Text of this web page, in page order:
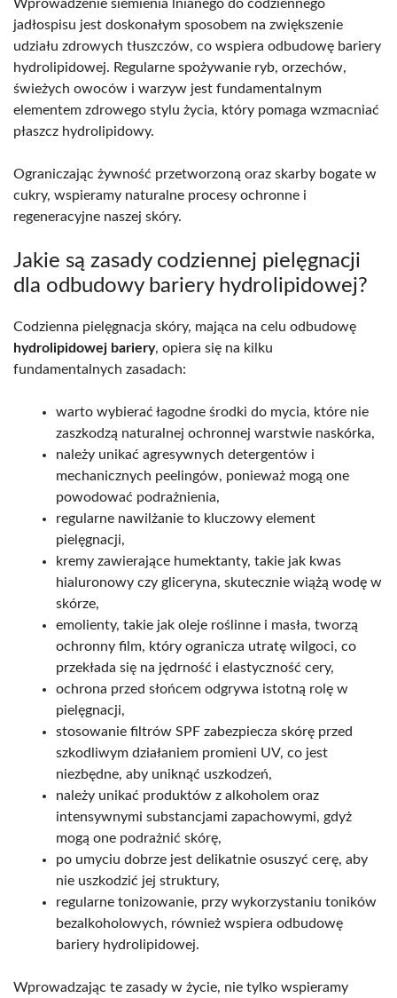
Wprowadzenie siemienia lnianego do codziennego
jadłospisu jest doskonałym sposobem na zwiększenie
udziału zdrowych tłuszczów, co wspiera odbudowę bariery
hydrolipidowej. Regularne spożywanie ryb, orzechów,
świeżych owoców i warzyw jest fundamentalnym
elementem zdrowego stylu życia, który pomaga wzmacniać
płaszcz hydrolipidowy.
Ograniczając żywność przetworzoną oraz skarby bogate w
cukry, wspieramy naturalne procesy ochronne i
regeneracyjne naszej skóry.
Jakie są zasady codziennej pielęgnacji
dla odbudowy bariery hydrolipidowej?
Codzienna pielęgnacja skóry, mająca na celu odbudowę
hydrolipidowej bariery, opiera się na kilku
fundamentalnych zasadach:
warto wybierać łagodne środki do mycia, które nie
zaszkodzą naturalnej ochronnej warstwie naskórka,
należy unikać agresywnych detergentów i
mechanicznych peelingów, ponieważ mogą one
powodować podrażnienia,
regularne nawilżanie to kluczowy element
pielęgnacji,
kremy zawierające humektanty, takie jak kwas
hialuronowy czy gliceryna, skutecznie wiążą wodę w
skórze,
emolienty, takie jak oleje roślinne i masła, tworzą
ochronny film, który ogranicza utratę wilgoci, co
przekłada się na jędrność i elastyczność cery,
ochrona przed słońcem odgrywa istotną rolę w
pielęgnacji,
stosowanie filtrów SPF zabezpiecza skórę przed
szkodliwym działaniem promieni UV, co jest
niezbędne, aby uniknąć uszkodzeń,
należy unikać produktów z alkoholem oraz
intensywnymi substancjami zapachowymi, gdyż
mogą one podrażnić skórę,
po umyciu dobrze jest delikatnie osuszyć cerę, aby
nie uszkodzić jej struktury,
regularne tonizowanie, przy wykorzystaniu toników
bezalkoholowych, również wspiera odbudowę
bariery hydrolipidowej.
Wprowadzając te zasady w życie, nie tylko wspieramy